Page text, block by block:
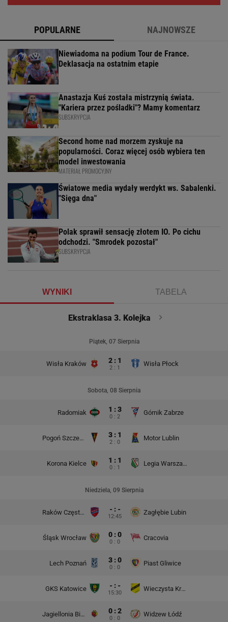
POPULARNE NAJNOWSZE
Niewiadoma na podium Tour de France.
Deklasacja na ostatnim etapie
Anastazja Kuś została mistrzynią świata.
"Kariera przez pośladki"? Mamy komentarz
SUBSKRYPCJA
Second home nad morzem zyskuje na
popularności. Coraz więcej osób wybiera ten
model inwestowania
MATERIAŁ PROMOCYJNY
Światowe media wydały werdykt ws. Sabalenki.
"Sięga dna"
Polak sprawił sensację złotem IO. Po cichu
odchodzi. "Smrodek pozostał"
SUBSKRYPCJA
WYNIKI TABELA
Ekstraklasa 3. Kolejka
Piątek, 07 Sierpnia
Wisła Kraków 2 : 1
2 : 1
Wisła Płock
Sobota, 08 Sierpnia
Radomiak 1 : 3
0 : 2
Górnik Zabrze
Pogoń Szczecin 3 : 1
2 : 0
Motor Lublin
Korona Kielce 1 : 1
0 : 1
Legia Warszawa
Niedziela, 09 Sierpnia
Raków Częstochowa - : -
12:45
Zagłębie Lubin
Śląsk Wrocław 0 : 0
0 : 0
Cracovia
Lech Poznań 3 : 0
0 : 0
Piast Gliwice
GKS Katowice - : -
15:30
Wieczysta Kraków
Jagiellonia Białystok 0 : 2
0 : 0
Widzew Łódź